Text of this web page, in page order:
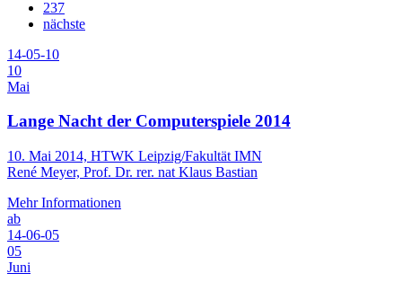
237
nächste
14-05-10
10
Mai
Lange Nacht der Computerspiele 2014
10. Mai 2014, HTWK Leipzig/Fakultät IMN
René Meyer, Prof. Dr. rer. nat Klaus Bastian
Mehr Informationen
ab
14-06-05
05
Juni